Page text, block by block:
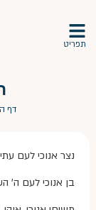
תפריט
דף
נצר אנוכי לעם
בן אנוכי לעם ה'